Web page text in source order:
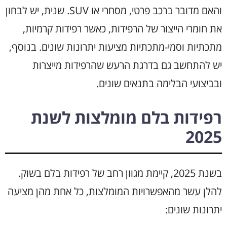
והאם מדובר ברכב פרטי, מסחרי או SUV. שנית, יש לבחון
את חומרי הייצור של הרפידות, כאשר רפידות קרמיות,
מתכתיות וסמי-מתכתיות מציעות יתרונות שונים. בנוסף,
יש להתחשב גם בדרגת הרעש שהרפידות מייצרות
ובביצועי הבלימה בתנאים שונים.
רפידות בלם מומלצות לשנת
2025
בשנת 2025, קיימת מגוון רחב של רפידות בלם בשוק.
להלן עשר מהאפשרויות המומלצות, כל אחת מהן מציעה
יתרונות שונים: